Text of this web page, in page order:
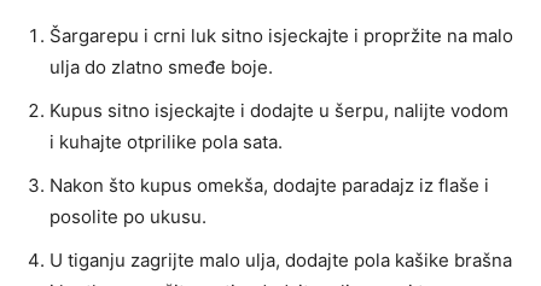
Šargarepu i crni luk sitno isjeckajte i propržite na malo
ulja do zlatno smeđe boje.
Kupus sitno isjeckajte i dodajte u šerpu, nalijte vodom
i kuhajte otprilike pola sata.
Nakon što kupus omekša, dodajte paradajz iz flaše i
posolite po ukusu.
U tiganju zagrijte malo ulja, dodajte pola kašike brašna